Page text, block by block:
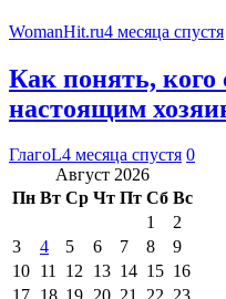
WomanHit.ru4 месяца спустя
Как понять, кого
настоящим
ГлагоL4 месяца спустя 0
Август 2026
Пн Вт Ср Чт Пт Сб Вс
1
2
3
4 5 6 7 8
9
10 11 12 13 14 15 16